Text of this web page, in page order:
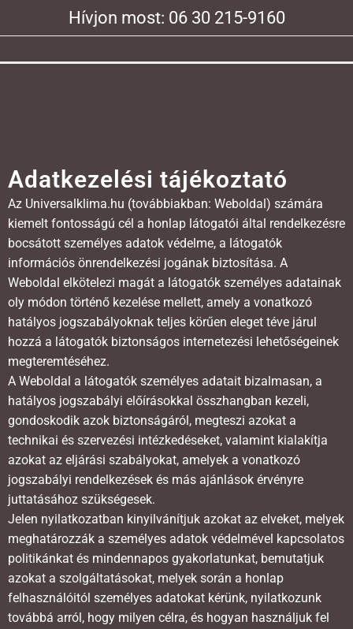
Hívjon most: 06 30 215-9160
Adatkezelési tájékoztató
Az Universalklima.hu (továbbiakban: Weboldal) számára
kiemelt fontosságú cél a honlap látogatói által rendelkezésre
bocsátott személyes adatok védelme, a látogatók
információs önrendelkezési jogának biztosítása. A
Weboldal elkötelezi magát a látogatók személyes adatainak
oly módon történő kezelése mellett, amely a vonatkozó
hatályos jogszabályoknak teljes körűen eleget téve járul
hozzá a látogatók biztonságos internetezési lehetőségeinek
megteremtéséhez.
A Weboldal a látogatók személyes adatait bizalmasan, a
hatályos jogszabályi előírásokkal összhangban kezeli,
gondoskodik azok biztonságáról, megteszi azokat a
technikai és szervezési intézkedéseket, valamint kialakítja
azokat az eljárási szabályokat, amelyek a vonatkozó
jogszabályi rendelkezések és más ajánlások érvényre
juttatásához szükségesek.
Jelen nyilatkozatban kinyilvánítjuk azokat az elveket, melyek
meghatározzák a személyes adatok védelmével kapcsolatos
politikánkat és mindennapos gyakorlatunkat, bemutatjuk
azokat a szolgáltatásokat, melyek során a honlap
felhasználóitól személyes adatokat kérünk, nyilatkozunk
továbbá arról, hogy milyen célra, és hogyan használjuk fel